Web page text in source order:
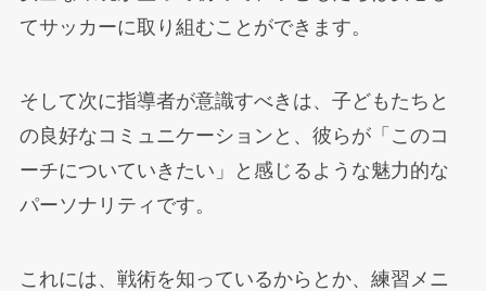
てサッカーに取り組むことができます。
そして次に指導者が意識すべきは、子どもたちと
の良好なコミュニケーションと、彼らが「このコ
ーチについていきたい」と感じるような魅力的な
パーソナリティです。
これには、戦術を知っているからとか、練習メニ